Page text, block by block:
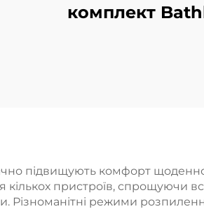
комплект
підвищують комфорт
кількох пристроїв, спрощуючи
Різноманітні режими